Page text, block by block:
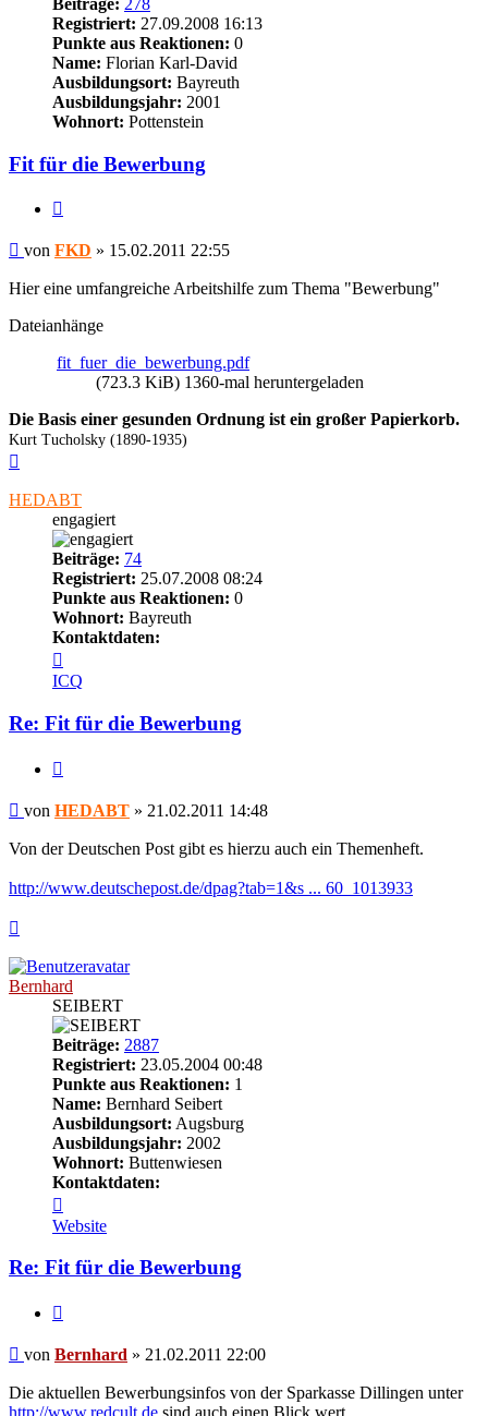
Registriert: 27.09.2008 16:13
Punkte aus Reaktionen: 0
Name: Florian Karl-David
Ausbildungsort: Bayreuth
Ausbildungsjahr: 2001
Wohnort: Pottenstein
Fit für die Bewerbung
Beitrag
von FKD » 15.02.2011 22:55
Hier eine umfangreiche Arbeitshilfe zum Thema "Bewerbung"
Dateianhänge
fit_fuer_die_bewerbung.pdf
(723.3 KiB) 1360-mal heruntergeladen
Die Basis einer gesunden Ordnung ist ein großer Papierkorb.
Kurt Tucholsky (1890-1935)
HEDABT
engagiert
Beiträge: 74
Registriert: 25.07.2008 08:24
Punkte aus Reaktionen: 0
Wohnort: Bayreuth
Kontaktdaten:
von
HEDABT
ICQ
Re: Fit für die Bewerbung
Beitrag
von HEDABT » 21.02.2011 14:48
Von der Deutschen Post gibt es hierzu auch ein Themenheft.
http://www.deutschepost.de/dpag?tab=1&s ... 60_1013933
Bernhard
SEIBERT
Beiträge: 2887
Registriert: 23.05.2004 00:48
Punkte aus Reaktionen: 1
Name: Bernhard Seibert
Ausbildungsort: Augsburg
Ausbildungsjahr: 2002
Wohnort: Buttenwiesen
Kontaktdaten:
von
Bernhard
Website
Re: Fit für die Bewerbung
Beitrag
von Bernhard » 21.02.2011 22:00
Die aktuellen Bewerbungsinfos von der Sparkasse Dillingen unter